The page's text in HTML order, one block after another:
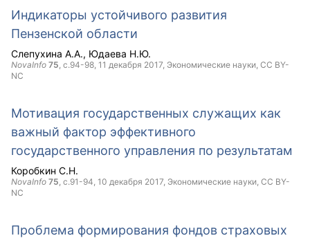
Индикаторы устойчивого развития
Пензенской области
Слепухина А.А. Юдаева Н.Ю.
NovaInfo 75, с.94-98, 11 декабря 2017, Экономические науки, CC BY-
NC
Мотивация государственных служащих как
важный фактор эффективного
государственного управления по результатам
Коробкин С.Н.
NovaInfo 75, с.91-94, 10 декабря 2017, Экономические науки, CC BY-
NC
Проблема формирования фондов страховых